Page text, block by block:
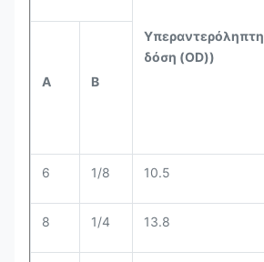
Υπεραντερόληπτη
δόση (OD))
Α Β
6 1/8 10.5
8 1/4 13.8